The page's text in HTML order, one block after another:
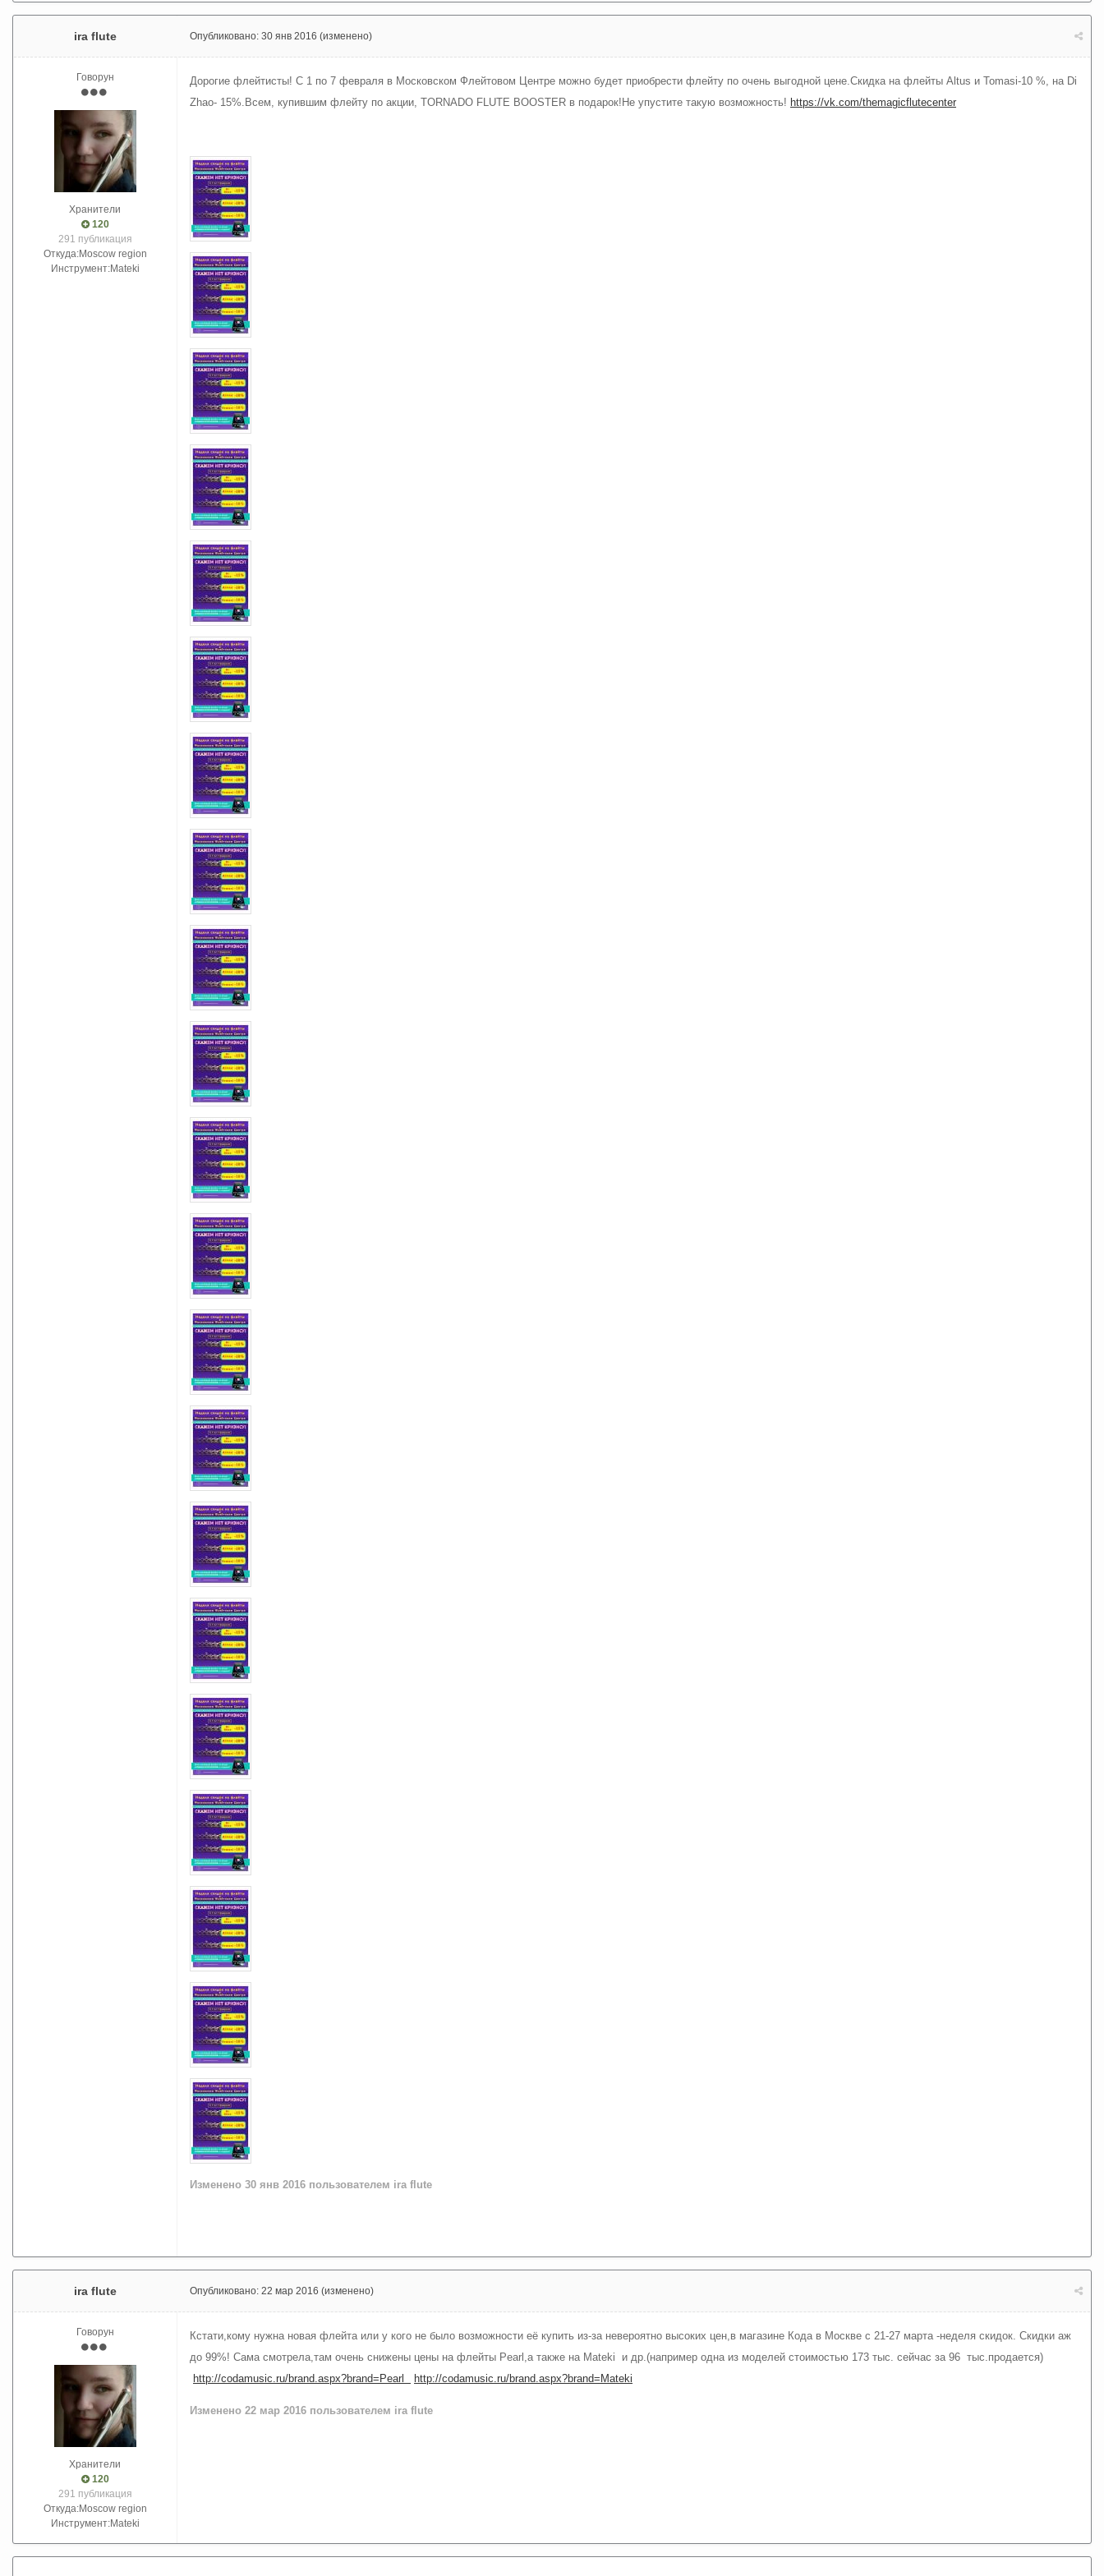
ira flute
Говорун
Хранители
120
291 публикация
Откуда:Moscow region
Инструмент:Mateki
Опубликовано: 30 янв 2016 (изменено)
Дорогие флейтисты! С 1 по 7 февраля в Московском Флейтовом Центре можно будет приобрести флейту по очень выгодной цене.Скидка на флейты Altus и Tomasi-10 %, на Di
Zhao- 15%.Всем, купившим флейту по акции, TORNADO FLUTE BOOSTER в подарок!Не упустите такую возможность! https://vk.com/themagicflutecenter
Изменено 30 янв 2016 пользователем ira flute
ira flute
Говорун
Хранители
120
291 публикация
Откуда:Moscow region
Инструмент:Mateki
Опубликовано: 22 мар 2016 (изменено)
Кстати,кому нужна новая флейта или у кого не было возможности её купить из-за невероятно высоких цен,в магазине Кода в Москве с 21-27 марта -неделя скидок. Скидки аж
до 99%! Сама смотрела,там очень снижены цены на флейты Pearl,а также на Mateki и др.(например одна из моделей стоимостью 173 тыс. сейчас за 96 тыс.продается)
http://codamusic.ru/brand.aspx?brand=Pearl
http://codamusic.ru/brand.aspx?brand=Mateki
Изменено 22 мар 2016 пользователем ira flute